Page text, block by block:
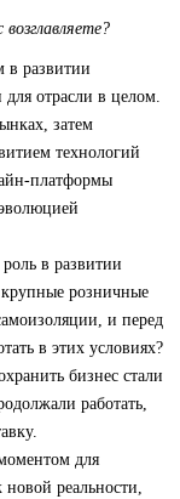
в развитии
отрасли в целом.
затем
технологий
платформы
в развитии
розничные
и перед
в этих условиях?
бизнес стали
работать,
для
реальности,